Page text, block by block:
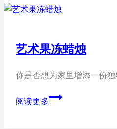
奇
蜡
艺术果冻蜡烛
你是否想为家里增添一份
阅读更多艺